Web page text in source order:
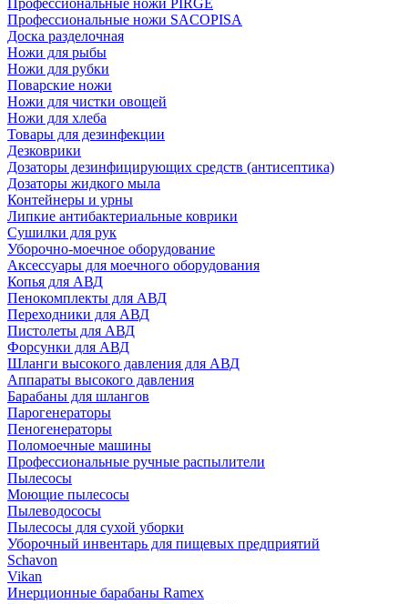
Профессиональные ножи PIRGE
Профессиональные ножи SACOPISA
Доска разделочная
Ножи для рыбы
Ножи для рубки
Поварские ножи
Ножи для чистки овощей
Ножи для хлеба
Товары для дезинфекции
Дезковрики
Дозаторы дезинфицирующих средств (антисептика)
Дозаторы жидкого мыла
Контейнеры и урны
Липкие антибактериальные коврики
Сушилки для рук
Уборочно-моечное оборудование
Аксессуары для моечного оборудования
Копья для АВД
Пенокомплекты для АВД
Переходники для АВД
Пистолеты для АВД
Форсунки для АВД
Шланги высокого давления для АВД
Аппараты высокого давления
Барабаны для шлангов
Парогенераторы
Пеногенераторы
Поломоечные машины
Профессиональные ручные распылители
Пылесосы
Моющие пылесосы
Пылеводососы
Пылесосы для сухой уборки
Уборочный инвентарь для пищевых предприятий
Schavon
Vikan
Инерционные барабаны Ramex